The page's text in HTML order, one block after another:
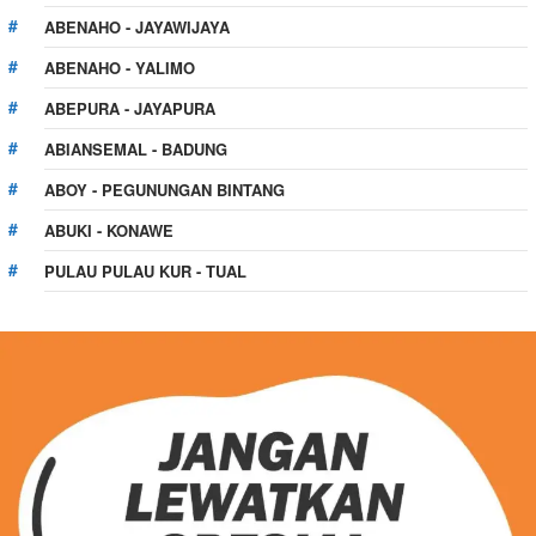
ABENAHO - JAYAWIJAYA
ABENAHO - YALIMO
ABEPURA - JAYAPURA
ABIANSEMAL - BADUNG
ABOY - PEGUNUNGAN BINTANG
ABUKI - KONAWE
PULAU PULAU KUR - TUAL